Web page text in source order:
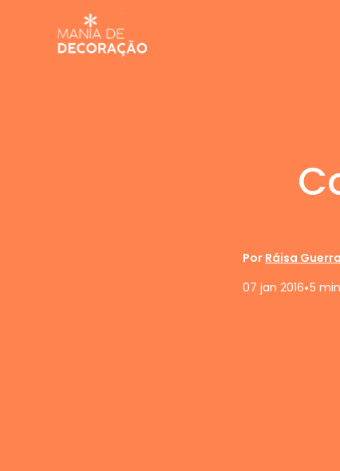
Por Ráisa Guerra
07 jan 2016•5